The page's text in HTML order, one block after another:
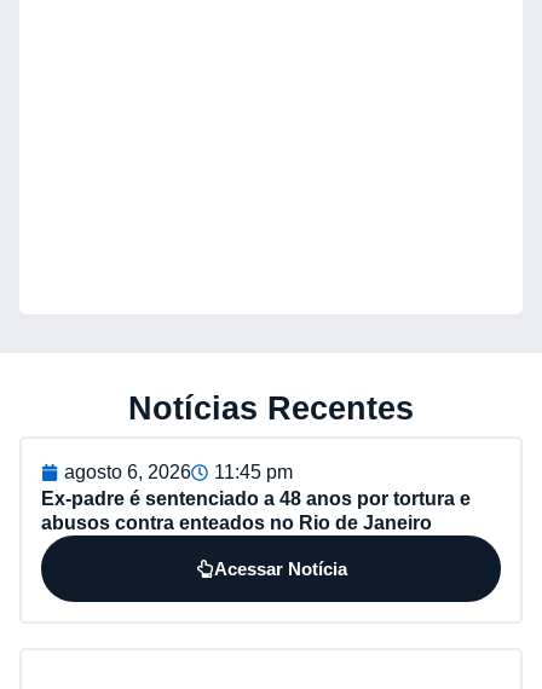
Notícias Recentes
agosto 6, 2026
11:45 pm
Ex-padre é sentenciado a 48 anos por tortura e
abusos contra enteados no Rio de Janeiro
Acessar Notícia